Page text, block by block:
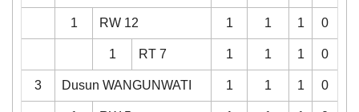
1 RW 12 1 1 1 0
1 RT 7 1 1 1 0
3 Dusun WANGUNWATI 1 1 1 0